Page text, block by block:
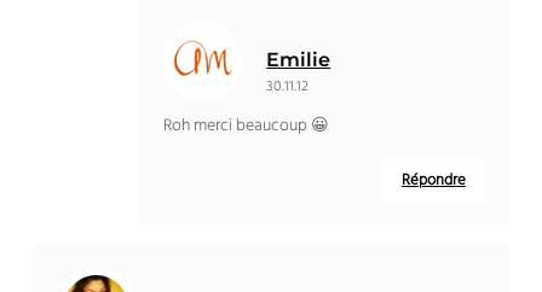
Emilie
30.11.12
Roh merci beaucoup 😀
Répondre